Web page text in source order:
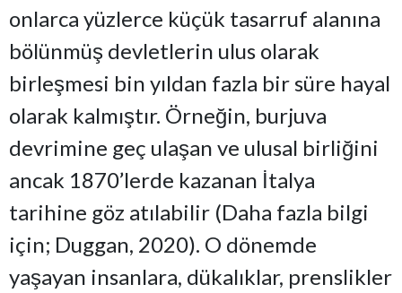
onlarca yüzlerce küçük tasarruf alanına
bölünmüş devletlerin ulus olarak
birleşmesi bin yıldan fazla bir süre hayal
olarak kalmıştır. Örneğin, burjuva
devrimine geç ulaşan ve ulusal birliğini
ancak 1870’lerde kazanan İtalya
tarihine göz atılabilir (Daha fazla bilgi
için; Duggan, 2020). O dönemde
yaşayan insanlara, dükalıklar, prenslikler